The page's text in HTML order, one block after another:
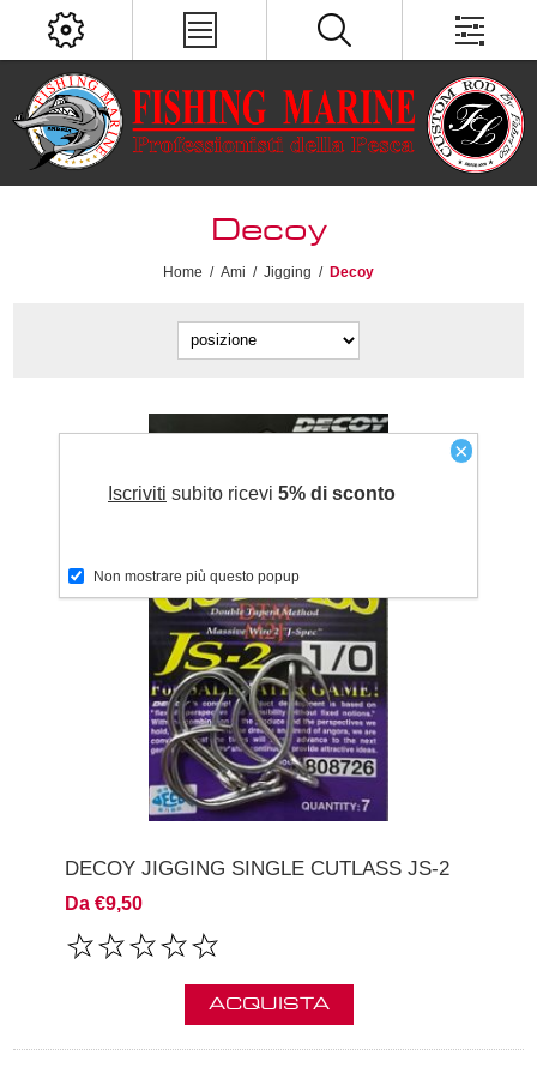
Decoy
Home / Ami / Jigging / Decoy
DECOY JIGGING SINGLE CUTLASS JS-2
Da €9,50
ACQUISTA
×
Iscriviti subito ricevi 5% di sconto
Non mostrare più questo popup